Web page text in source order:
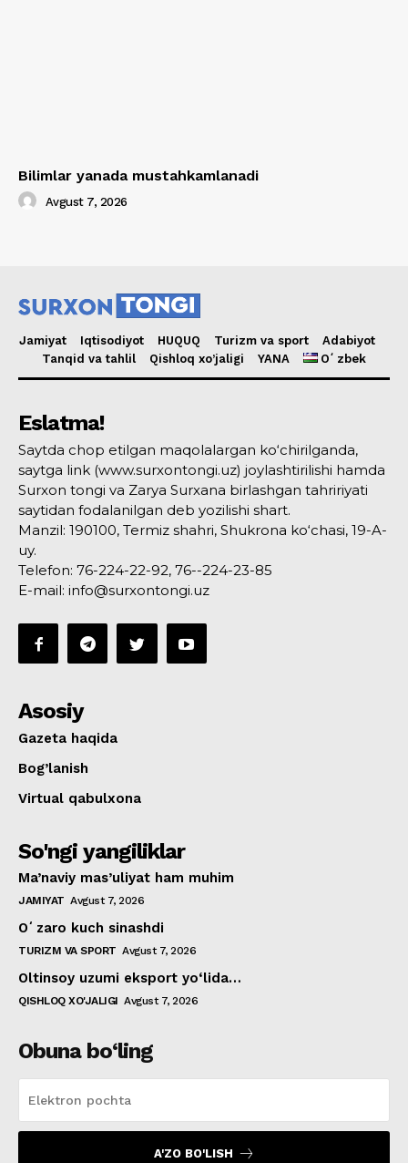
Bilimlar yanada mustahkamlanadi
Avgust 7, 2026
Jamiyat Iqtisodiyot HUQUQ Turizm va sport
Adabiyot
Tanqid va tahlil
Qishloq xo’jaligi YANA Oʻzbek
Eslatma!
Saytda chop etilgan maqolalargan ko‘chirilganda,
saytga link (www.surxontongi.uz) joylashtirilishi hamda
Surxon tongi va Zarya Surxana birlashgan tahririyati
saytidan fodalanilgan deb yozilishi shart.
Manzil: 190100, Termiz shahri, Shukrona ko‘chasi, 19-A-
uy.
Telefon: 76-224-22-92, 76--224-23-85
E-mail: info@surxontongi.uz
Asosiy
Gazeta haqida
Bog’lanish
Virtual qabulxona
So'ngi yangiliklar
Ma’naviy mas’uliyat ham muhim
JAMIYAT Avgust 7, 2026
Oʻzaro kuch sinashdi
TURIZM VA SPORT Avgust 7, 2026
Oltinsoy uzumi eksport yo‘lida…
QISHLOQ XO'JALIGI Avgust 7, 2026
Obuna bo‘ling
A'ZO BO'LISH